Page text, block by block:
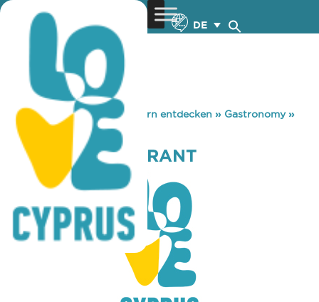
DE
You are here: Home »Zypern entdecken » Gastronomy»
NIKITAS RESTAURANT
NIKITAS RESTAURANT